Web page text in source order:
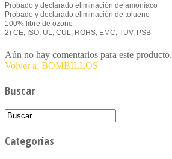
Probado y declarado eliminación de amoníaco
Probado y declarado eliminación de tolueno
100% libre de ozono
2) CE, ISO, UL, CUL, ROHS, EMC, TUV, PSB
Aún no hay comentarios para este producto.
Volver a: BOMBILLOS
Buscar
Categorías